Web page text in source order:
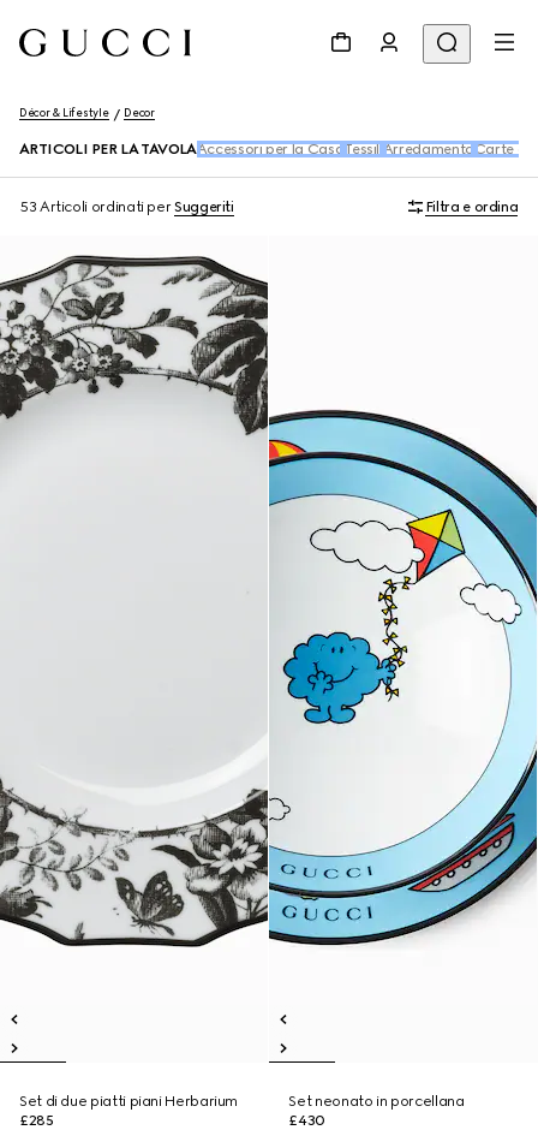
Décor & Lifestyle Decor
ARTICOLI PER LA TAVOLAAccessori per la Casa Tessili Arredamento Carte
53 Articoli ordinati perSuggeriti Filtra e ordina
Set di due piatti piani Herbarium
£285
Set neonato in porcellana
£430